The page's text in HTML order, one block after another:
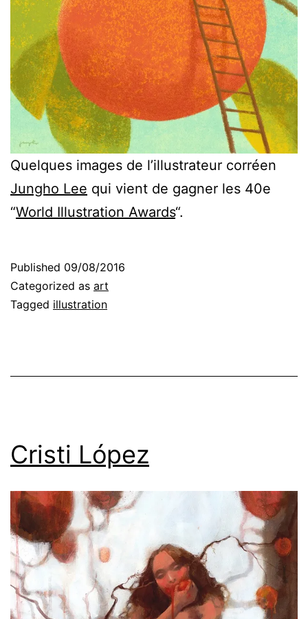
Quelques images de l’illustrateur corréen
Jungho Lee qui vient de gagner les 40e
“World Illustration Awards“.
Published 09/08/2016
Categorized as art
Tagged illustration
Cristi López